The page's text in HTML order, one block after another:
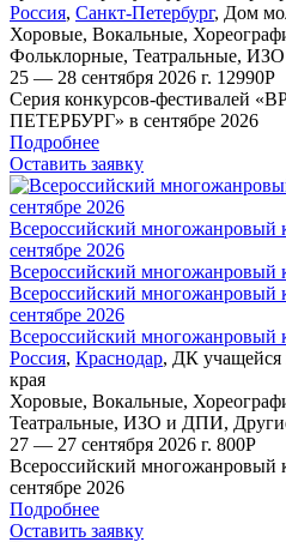
Россия, Санкт-Петербург, Дом
Хоровые, Вокальные,
Фольклорные, Театральные,
25 — 28 сентября 2026 г. 12990Р
Серия конкурсов-фестивалей
ПЕТЕРБУРГ» в сентябре 2026
Подробнее
Оставить заявку
Всероссийский многожанровый
сентябре 2026
Всероссийский многожанровый
Всероссийский многожанровый
сентябре 2026
Всероссийский многожанровый
Россия, Краснодар, ДК учащейся
края
Хоровые, Вокальные,
Театральные, ИЗО и ДПИ,
27 — 27 сентября 2026 г. 800Р
Всероссийский многожанровый
сентябре 2026
Подробнее
Оставить заявку